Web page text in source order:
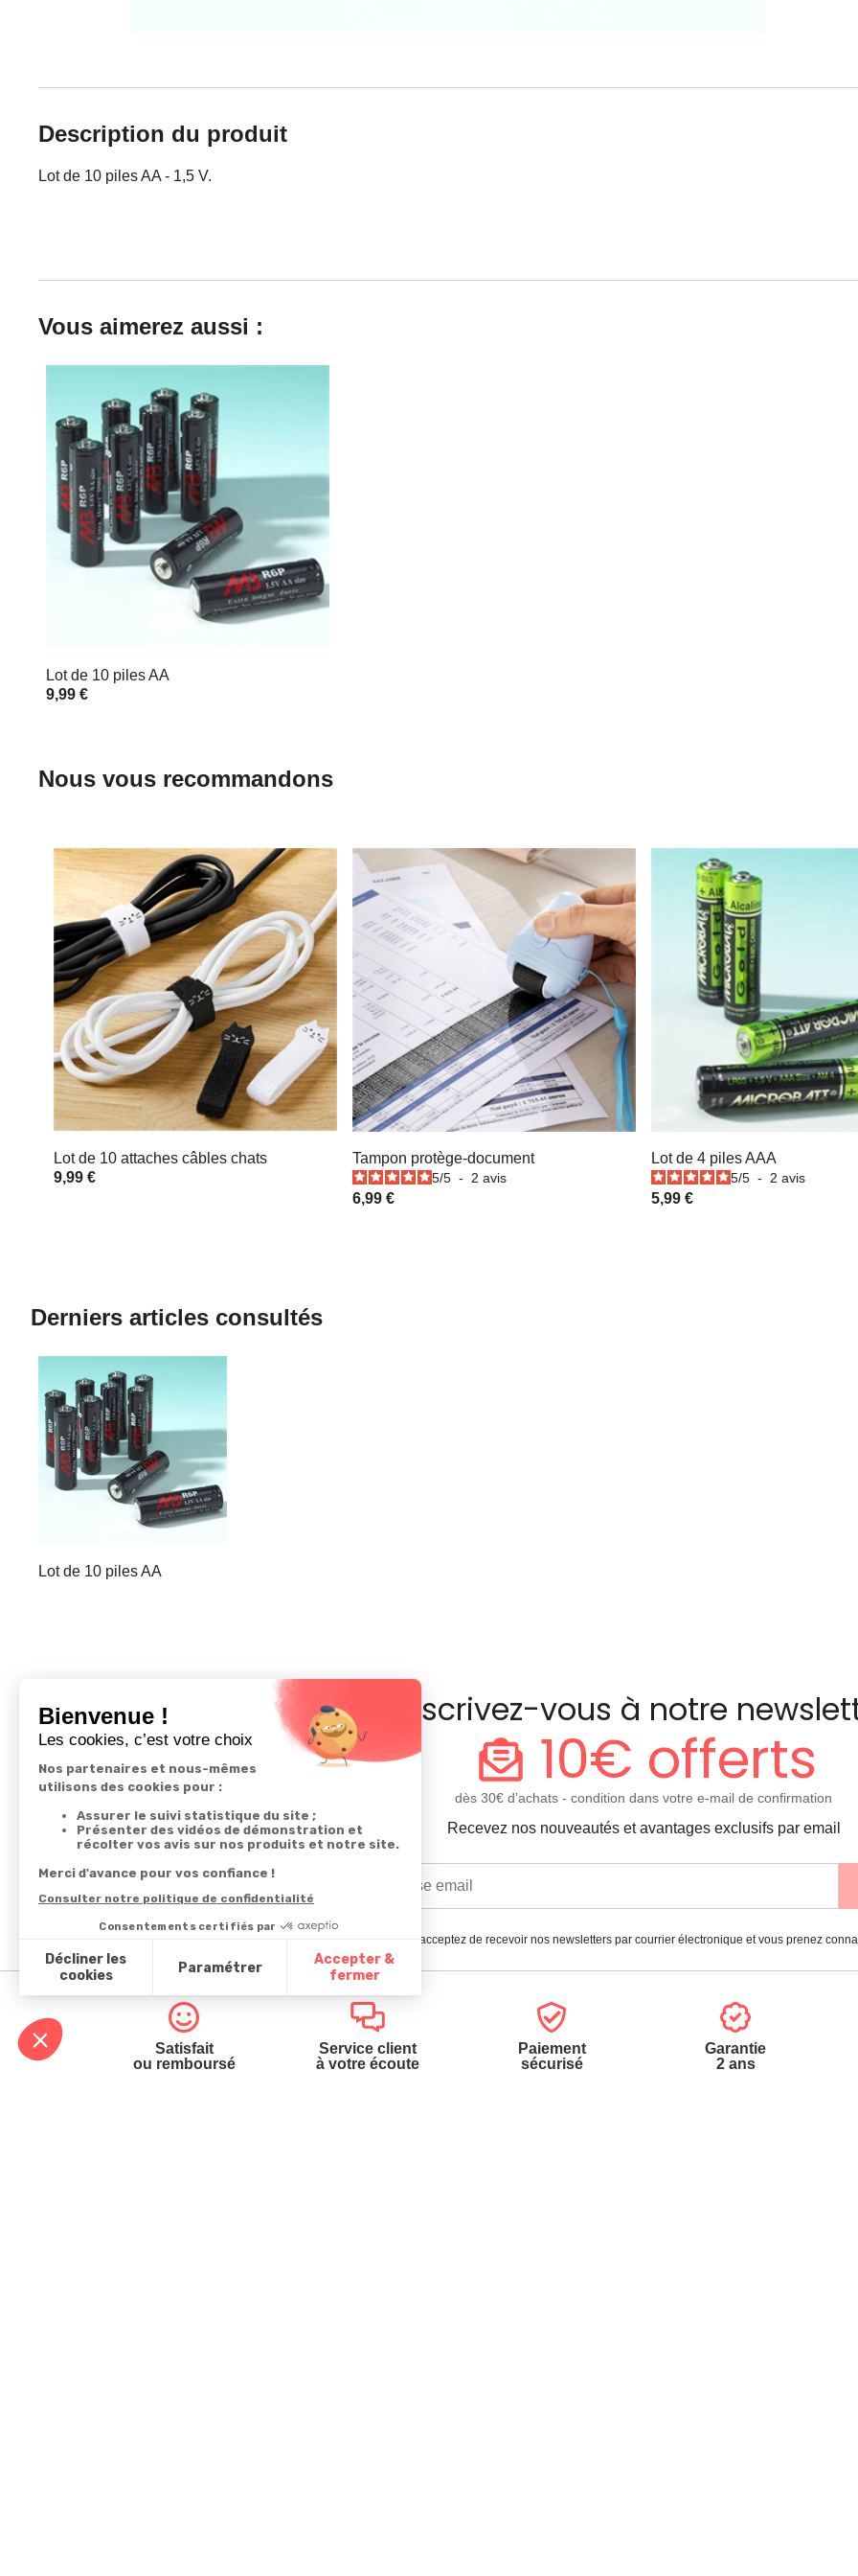
Description du produit
Lot de 10 piles AA - 1,5 V.
Vous aimerez aussi :
Lot de 10 piles AA
9,99 €
Nous vous recommandons
Lot de 10 attaches câbles chats
9,99 €
Tampon protège-document
5/5 - 2 avis
6,99 €
Lot de 4 piles AAA
5/5 - 2 avis
5,99 €
Derniers articles consultés
Lot de 10 piles AA
Inscrivez-vous à notre
10€ offerts
dès 30€ d’achats - condition dans votre e-mail de confirmation
Recevez nos nouveautés et avantages exclusifs par email
En renseignant votre adresse email vous acceptez de recevoir nos newsletters par courrier électronique et vous prenez
Satisfait
ou remboursé
Service client
à votre écoute
Paiement
sécurisé
Garantie
2 ans